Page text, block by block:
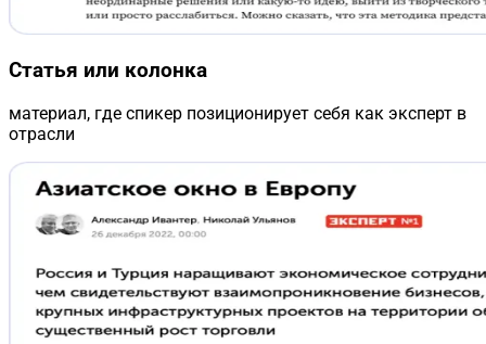
Статья или колонка
материал, где спикер позиционирует себя как эксперт в
отрасли